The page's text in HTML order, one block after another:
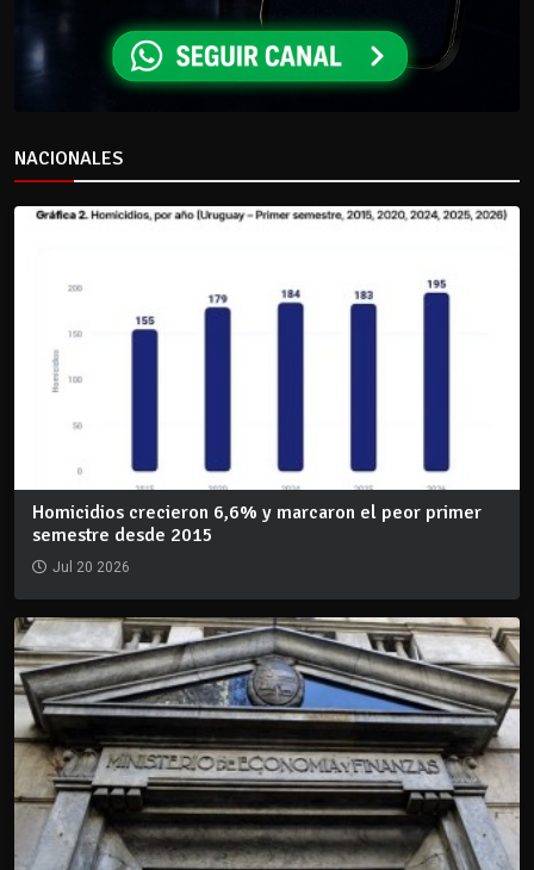
NACIONALES
Homicidios crecieron 6,6% y marcaron el peor primer
semestre desde 2015
Jul 20 2026